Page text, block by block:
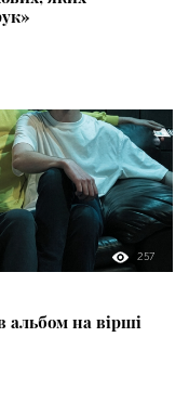
257
альбом на вірші